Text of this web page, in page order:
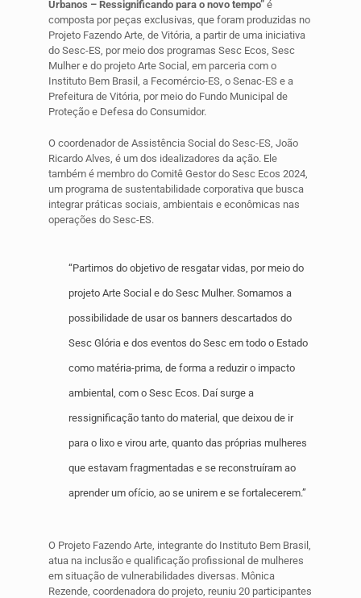
Urbanos – Ressignificando para o novo tempo” é
composta por peças exclusivas, que foram produzidas no
Projeto Fazendo Arte, de Vitória, a partir de uma iniciativa
do Sesc-ES, por meio dos programas Sesc Ecos, Sesc
Mulher e do projeto Arte Social, em parceria com o
Instituto Bem Brasil, a Fecomércio-ES, o Senac-ES e a
Prefeitura de Vitória, por meio do Fundo Municipal de
Proteção e Defesa do Consumidor.
O coordenador de Assistência Social do Sesc-ES, João
Ricardo Alves, é um dos idealizadores da ação. Ele
também é membro do Comitê Gestor do Sesc Ecos 2024,
um programa de sustentabilidade corporativa que busca
integrar práticas sociais, ambientais e econômicas nas
operações do Sesc-ES.
“Partimos do objetivo de resgatar vidas, por meio do
projeto Arte Social e do Sesc Mulher. Somamos a
possibilidade de usar os banners descartados do
Sesc Glória e dos eventos do Sesc em todo o Estado
como matéria-prima, de forma a reduzir o impacto
ambiental, com o Sesc Ecos. Daí surge a
ressignificação tanto do material, que deixou de ir
para o lixo e virou arte, quanto das próprias mulheres
que estavam fragmentadas e se reconstruíram ao
aprender um ofício, ao se unirem e se fortalecerem.”
O Projeto Fazendo Arte, integrante do Instituto Bem Brasil,
atua na inclusão e qualificação profissional de mulheres
em situação de vulnerabilidades diversas. Mônica
Rezende, coordenadora do projeto, reuniu 20 participantes